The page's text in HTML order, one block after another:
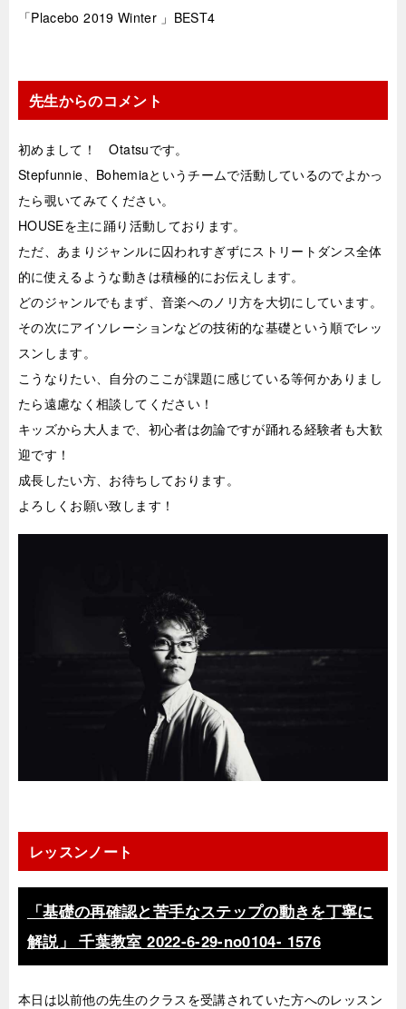
「Placebo 2019 Winter 」BEST4
先生からのコメント
初めまして！ Otatsuです。
Stepfunnie、Bohemiaというチームで活動しているのでよかっ
たら覗いてみてください。
HOUSEを主に踊り活動しております。
ただ、あまりジャンルに囚われすぎずにストリートダンス全体
的に使えるような動きは積極的にお伝えします。
どのジャンルでもまず、音楽へのノリ方を大切にしています。
その次にアイソレーションなどの技術的な基礎という順でレッ
スンします。
こうなりたい、自分のここが課題に感じている等何かありまし
たら遠慮なく相談してください！
キッズから大人まで、初心者は勿論ですが踊れる経験者も大歓
迎です！
成長したい方、お待ちしております。
よろしくお願い致します！
レッスンノート
「基礎の再確認と苦手なステップの動きを丁寧に
解説」 千葉教室 2022-6-29­-­no0104- ­1576
本日は以前他の先生のクラスを受講されていた方へのレッスン